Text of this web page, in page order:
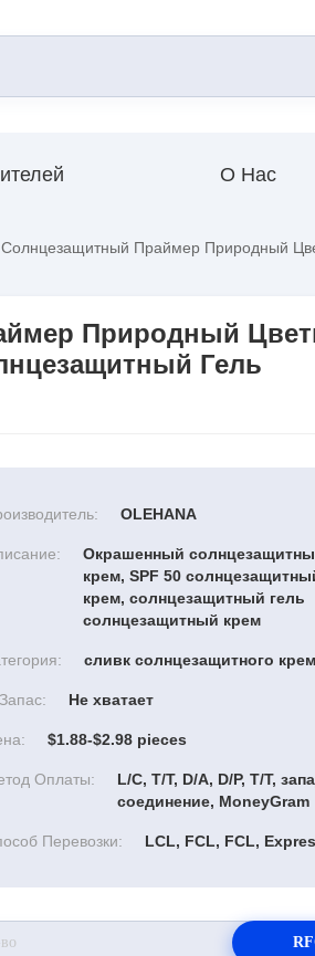
О Нас
Праймер Природный
Природный
Гель
OLEHANA
Окрашенный
крем, SPF 50
крем, солнцезащитный гель
солнцезащитный крем
сливк солнцезащитного
Не хватает
$1.88-$2.98 pieces
Оплаты:
L/C, T/T, D/A, D/P, T/T,
соединение, MoneyGram
Перевозки: LCL, FCL, FCL,